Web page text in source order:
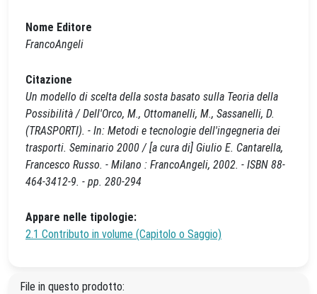
Nome Editore
FrancoAngeli
Citazione
Un modello di scelta della sosta basato sulla Teoria della
Possibilità / Dell'Orco, M., Ottomanelli, M., Sassanelli, D.
(TRASPORTI). - In: Metodi e tecnologie dell'ingegneria dei
trasporti. Seminario 2000 / [a cura di] Giulio E. Cantarella,
Francesco Russo. - Milano : FrancoAngeli, 2002. - ISBN 88-
464-3412-9. - pp. 280-294
Appare nelle tipologie:
2.1 Contributo in volume (Capitolo o Saggio)
File in questo prodotto: